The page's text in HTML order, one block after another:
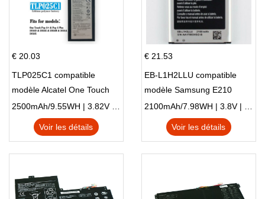
€ 20.03
TLP025C1 compatible
modèle Alcatel One Touch
Pop 4 Plus OT-5056D
2500mAh/9.55WH | 3.82V | Li-ion ...
Voir les détails
€ 21.53
EB-L1H2LLU compatible
modèle Samsung E210
E210K i939
2100mAh/7.98WH | 3.8V | Li-ion ...
Voir les détails